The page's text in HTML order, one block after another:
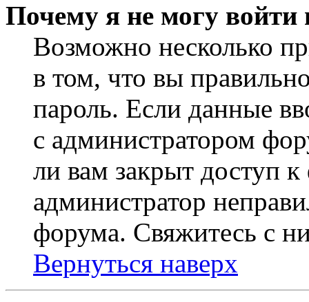
Почему я не могу войти
Возможно несколько
в том, что вы
пароль. Если данные
с администратором
ли вам закрыт доступ
администратор
форума. Свяжитесь с
Вернуться наверх